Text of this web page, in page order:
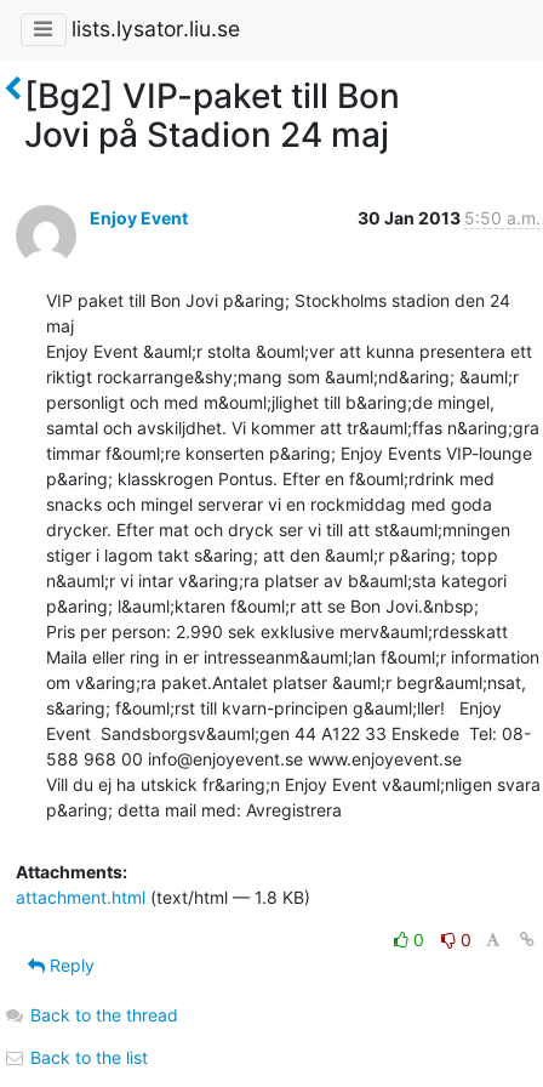
lists.lysator.liu.se
[Bg2] VIP-paket till Bon
Jovi på Stadion 24 maj
Enjoy Event 30 Jan 2013 5:50 a.m.
VIP paket till Bon Jovi p&aring; Stockholms stadion den 24
maj
Enjoy Event &auml;r stolta &ouml;ver att kunna presentera ett
riktigt rockarrange&shy;mang som &auml;nd&aring; &auml;r
personligt och med m&ouml;jlighet till b&aring;de mingel,
samtal och avskiljdhet. Vi kommer att tr&auml;ffas n&aring;gra
timmar f&ouml;re konserten p&aring; Enjoy Events VIP-lounge
p&aring; klasskrogen Pontus. Efter en f&ouml;rdrink med
snacks och mingel serverar vi en rockmiddag med goda
drycker. Efter mat och dryck ser vi till att st&auml;mningen
stiger i lagom takt s&aring; att den &auml;r p&aring; topp
n&auml;r vi intar v&aring;ra platser av b&auml;sta kategori
p&aring; l&auml;ktaren f&ouml;r att se Bon Jovi.&nbsp;
Pris per person: 2.990 sek exklusive merv&auml;rdesskatt
Maila eller ring in er intresseanm&auml;lan f&ouml;r information
om v&aring;ra paket.Antalet platser &auml;r begr&auml;nsat,
s&aring; f&ouml;rst till kvarn-principen g&auml;ller!   Enjoy
Event  Sandsborgsv&auml;gen 44 A122 33 Enskede  Tel: 08-
588 968 00 info@enjoyevent.se www.enjoyevent.se
Vill du ej ha utskick fr&aring;n Enjoy Event v&auml;nligen svara
p&aring; detta mail med: Avregistrera
Attachments:
attachment.html(text/html — 1.8 KB)
0
0
Reply
Back to the thread
Back to the list